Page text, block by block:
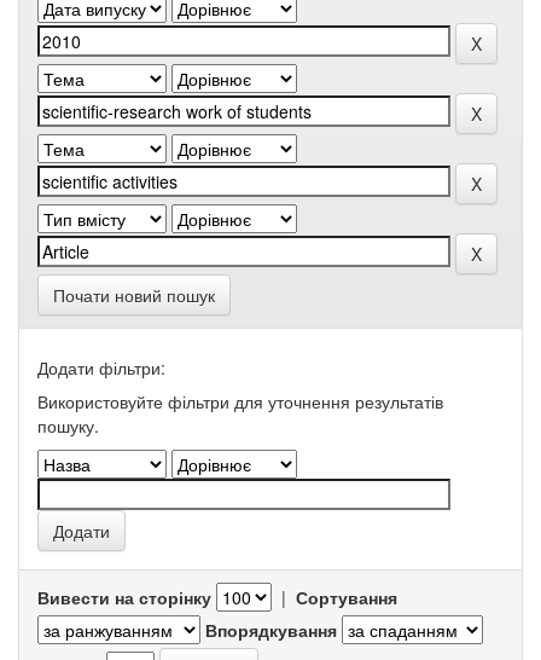
Почати новий пошук
Додати фільтри:
Використовуйте фільтри для уточнення результатів
пошуку.
Вивести на сторінку | Сортування
Впорядкування